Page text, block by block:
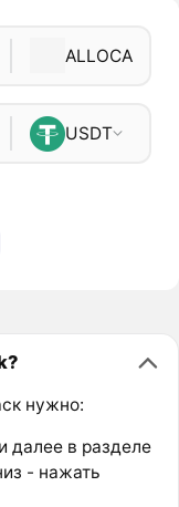
ALLOCA
USDT
нужно:
далее в разделе
- нажать